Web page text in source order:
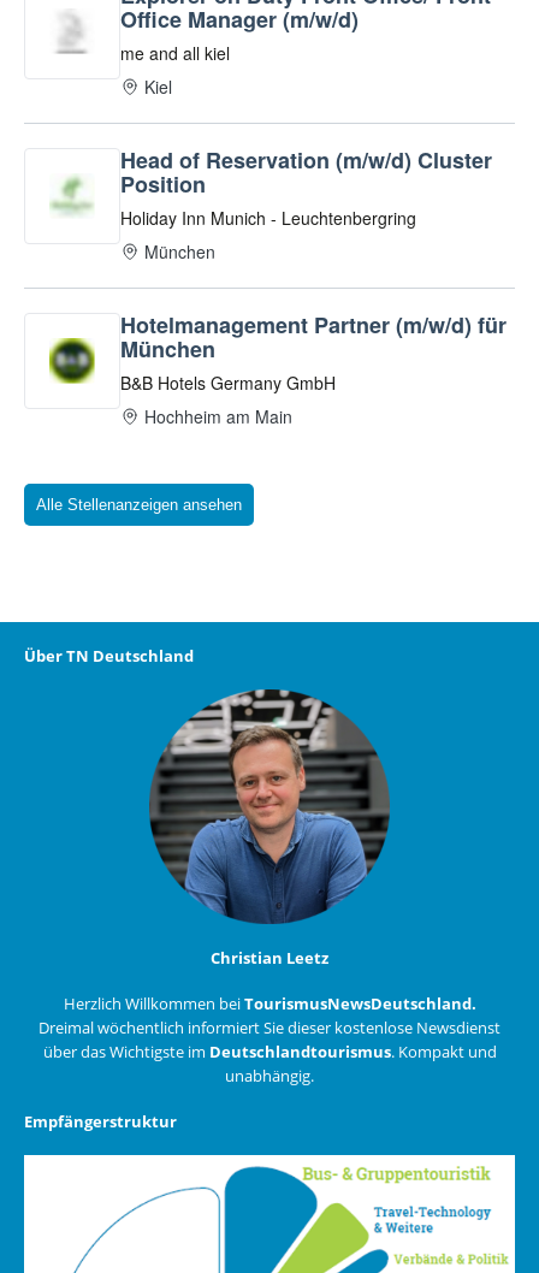
Alle Stellenanzeigen ansehen
Über TN Deutschland
Christian Leetz
Herzlich Willkommen beiTourismusNewsDeutschland.
Dreimal wöchentlich informiert Sie dieser kostenlose Newsdienst
über das Wichtigste im Deutschlandtourismus. Kompakt und
unabhängig.
Empfängerstruktur